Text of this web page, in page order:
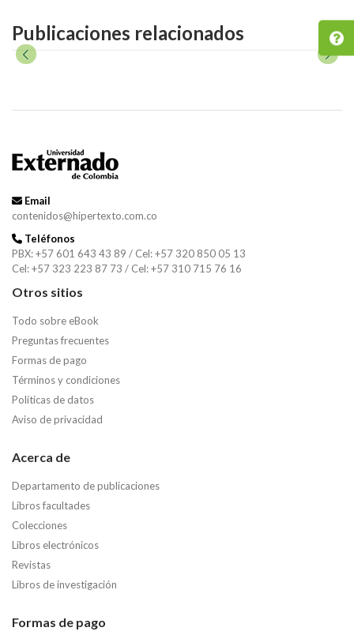
Publicaciones relacionados
Email
contenidos@hipertexto.com.co
Teléfonos
PBX: +57 601 643 43 89 / Cel: +57 320 850 05 13
Cel: +57 323 223 87 73 / Cel: +57 310 715 76 16
Otros sitios
Todo sobre eBook
Preguntas frecuentes
Formas de pago
Términos y condiciones
Políticas de datos
Aviso de privacidad
Acerca de
Departamento de publicaciones
Libros facultades
Colecciones
Libros electrónicos
Revistas
Libros de investigación
Formas de pago